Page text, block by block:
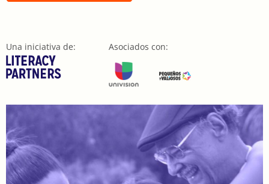
Una iniciativa de: Asociados con: